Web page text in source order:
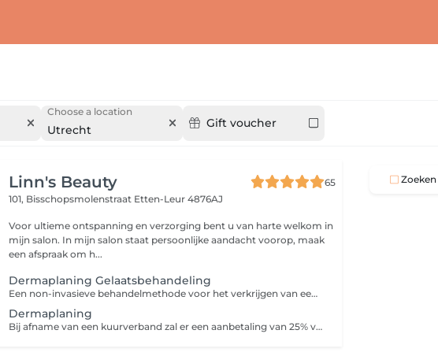
Choose a location
Utrecht Gift voucher
Linn's Beauty
65
101, Bisschopsmolenstraat Etten-Leur 4876AJ
Voor ultieme ontspanning en verzorging bent u van harte welkom in
mijn salon. In mijn salon staat persoonlijke aandacht voorop, maak
een afspraak om h...
Dermaplaning Gelaatsbehandeling
Een non-invasieve behandelmethode voor het verkrijgen van een stralende, frisse huid. Dermaplaning wordt uitgevoerd met een speciaal ontworpen chirurgisch mesje. Er wordt lichtjes met het speciale mesje over de huid geschraapt, maar zonder te schuren of de huid te beschadigen. Hierdoor worden kleine donshaartjes, dode huidcellen en vuil van het gezicht verwijderd. Het is een pijnloze behandeling. De behandeling is bovendien geschikt voor alle huidtypen. Exfoliatie voor een gladde huid zonder donshaartjes. ervaar een ultieme glow & verfriste teint.
Dermaplaning
Bij afname van een kuurverband zal er een aanbetaling van 25% vooraf aan de behandeling worden gevraagd. U heeft keuze uit 10% korting op één 3- 4 -5 of 6 afspraken kuurverband bij een volledige betaling. Of een Gratis verzorgend Oil elixer serum voor thuis gebruik. Er is ook de mogelijkheid voor betaling in 2 termijnen.
Zoeken